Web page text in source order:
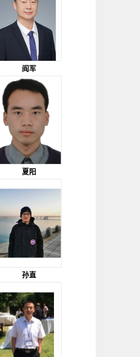
阎军
夏阳
孙直